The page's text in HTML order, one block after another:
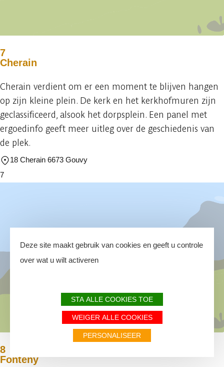
7
Cherain
Cherain verdient om er een moment te blijven hangen
op zijn kleine plein. De kerk en het kerkhofmuren zijn
geclassificeerd, alsook het dorpsplein. Een panel met
ergoedinfo geeft meer uitleg over de geschiedenis van
de plek.
18 Cherain 6673 Gouvy
7
8
Fonteny
Deze site maakt gebruik van cookies en geeft u controle
over wat u wilt activeren
STA ALLE COOKIES TOE
WEIGER ALLE COOKIES
PERSONALISEER